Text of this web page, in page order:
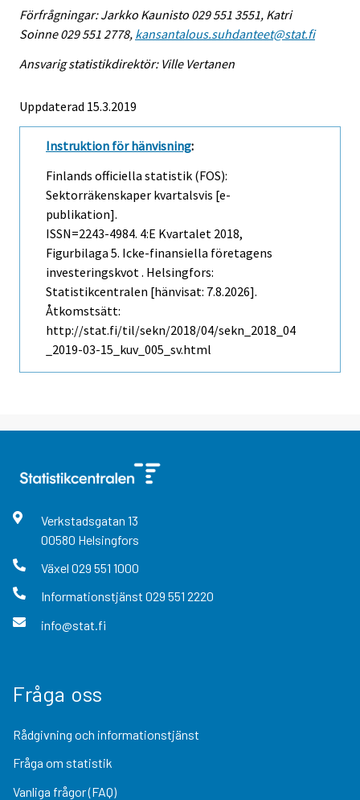
Förfrågningar: Jarkko Kaunisto 029 551 3551, Katri
Soinne 029 551 2778, kansantalous.suhdanteet@stat.fi
Ansvarig statistikdirektör: Ville Vertanen
Uppdaterad 15.3.2019
Instruktion för hänvisning:
Finlands officiella statistik (FOS):
Sektorräkenskaper kvartalsvis [e-
publikation].
ISSN=2243-4984. 4:e Kvartalet 2018,
Figurbilaga 5. Icke-finansiella företagens
investeringskvot . Helsingfors:
Statistikcentralen [hänvisat: 7.8.2026].
Åtkomstsätt:
http://stat.fi/til/sekn/2018/04/sekn_2018_04
_2019-03-15_kuv_005_sv.html
Verkstadsgatan 13
00580 Helsingfors
Växel 029 551 1000
Informationstjänst 029 551 2220
info@stat.fi
Fråga oss
Rådgivning och informationstjänst
Fråga om statistik
Vanliga frågor (FAQ)